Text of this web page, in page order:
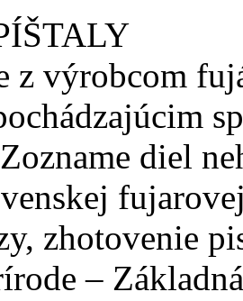
z výrobcom
diel
zhotovenie
–